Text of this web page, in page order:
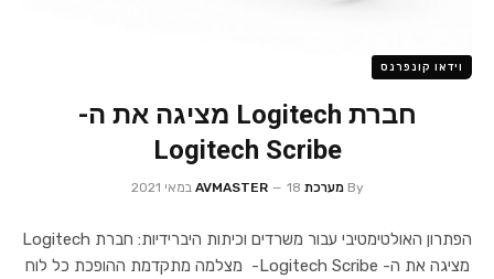
וידאו קונפרנס
חברת Logitech מציגה את ה-
Logitech Scribe
By מערכת AVMASTER 18 במאי 2021
הפתרון האולטימטיבי עבור משרדים וכיתות היברידיות: חברת Logitech
מציגה את ה- Logitech Scribe- מצלמה מתקדמת ההופכת כל לוח